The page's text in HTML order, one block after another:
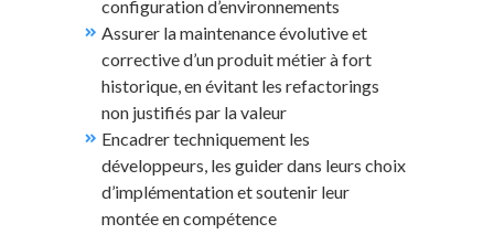
configuration d’environnements
Assurer la maintenance évolutive et
corrective d’un produit métier à fort
historique, en évitant les refactorings
non justifiés par la valeur
Encadrer techniquement les
développeurs, les guider dans leurs choix
d’implémentation et soutenir leur
montée en compétence